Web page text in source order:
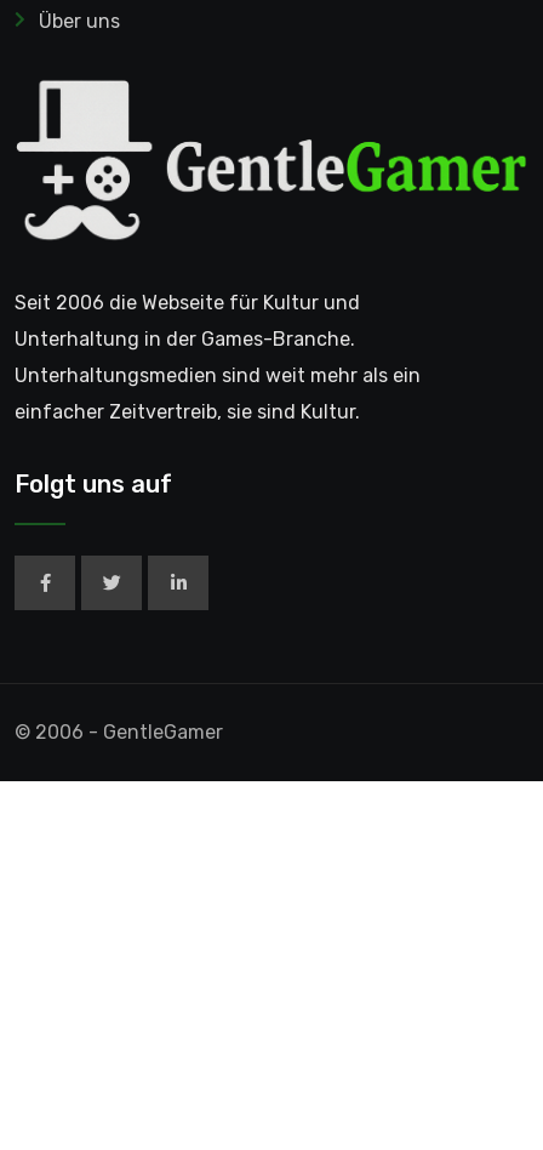
Über uns
Seit 2006 die Webseite für Kultur und
Unterhaltung in der Games-Branche.
Unterhaltungsmedien sind weit mehr als ein
einfacher Zeitvertreib, sie sind Kultur.
Folgt uns auf
© 2006 - GentleGamer